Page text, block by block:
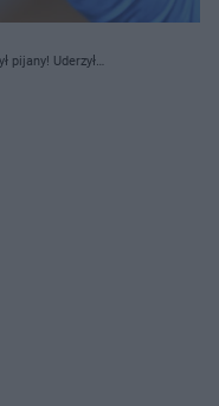
pijany! Uderzył